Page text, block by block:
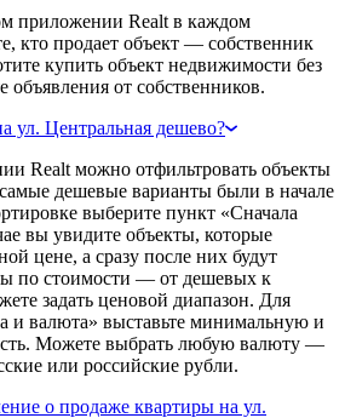
приложении Realt в каждом
кто продает объект — собственник
купить объект недвижимости без
объявления от собственников.
ул. Центральная дешево?
Realt можно отфильтровать объекты
дешевые варианты были в начале
выберите пункт «Сначала
вы увидите объекты, которые
цене, а сразу после них будут
по стоимости — от дешевых к
задать ценовой диапазон. Для
и валюта» выставьте минимальную и
Можете выбрать любую валюту —
или российские рубли.
о продаже квартиры на ул.